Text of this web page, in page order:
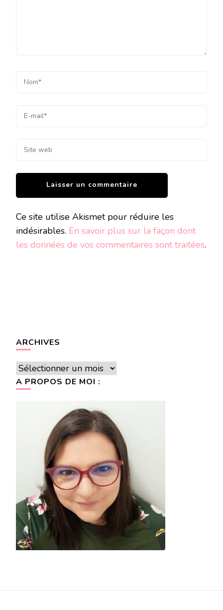
Ce site utilise Akismet pour réduire les
indésirables. En savoir plus sur la façon dont
les données de vos commentaires sont traitées.
ARCHIVES
Archives
A PROPOS DE MOI :